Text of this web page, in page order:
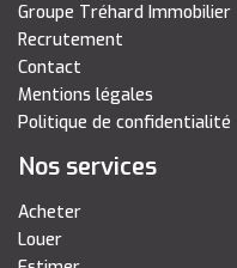
Groupe Tréhard Immobilier
Recrutement
Contact
Mentions légales
Politique de confidentialité
Nos services
Acheter
Louer